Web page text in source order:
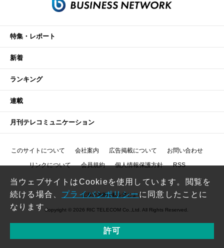
特集・レポート
新着
ランキング
連載
月刊テレコミュニケーション
このサイトについて 会社案内 広告掲載について お問い合わせ
リンクについて 会員規約 個人情報保護方針 RSS
記事の無断転載を禁じます
Copyright © 2026 RIC TELECOM Co.,Ltd. All Rights Reserved.
当ウェブサイトはCookieを使用しています。閲覧を
続ける場合、 プライバシポリシーに同意したことに
なります。
許可